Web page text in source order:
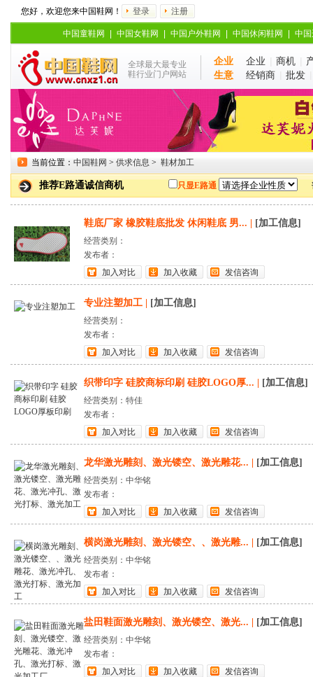
您好，欢迎您来中国鞋网！ 登录 注册
中国童鞋网 中国女鞋网 中国户外鞋网 中国休闲鞋网 中
全球最大最专业
鞋行业门户网站
企业
生意
企业 商机
经销商
批发
当前位置： 中国鞋网 > 供求信息 > 鞋材加工
推荐E路通诚信商机 只显E路通
鞋底厂家 橡胶鞋底批发 休闲鞋底 男... [加工信息]
经营类别：
发布者：
加入对比
加入收藏 发信咨询
专业注塑加工 [加工信息]
经营类别：
发布者：
加入对比
加入收藏 发信咨询
织带印字 硅胶商标印刷 硅胶LOGO厚... [加工信息]
经营类别：特佳
发布者：
加入对比
加入收藏 发信咨询
龙华激光雕刻、激光镂空、激光雕花... [加工信息]
经营类别：中华铭
发布者：
加入对比
加入收藏 发信咨询
横岗激光雕刻、激光镂空、、激光雕... [加工信息]
经营类别：中华铭
发布者：
加入对比
加入收藏 发信咨询
盐田鞋面激光雕刻、激光镂空、激光... [加工信息]
经营类别：中华铭
发布者：
加入对比
加入收藏 发信咨询